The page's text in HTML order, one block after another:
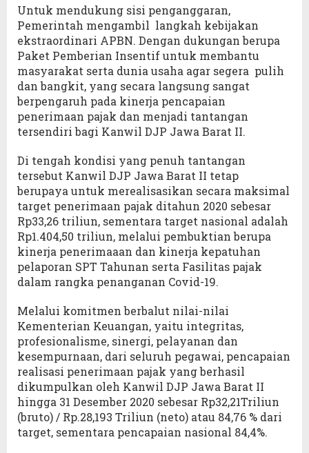
Untuk mendukung sisi penganggaran,
Pemerintah mengambil langkah kebijakan
ekstraordinari APBN. Dengan dukungan berupa
Paket Pemberian Insentif untuk membantu
masyarakat serta dunia usaha agar segera pulih
dan bangkit, yang secara langsung sangat
berpengaruh pada kinerja pencapaian
penerimaan pajak dan menjadi tantangan
tersendiri bagi Kanwil DJP Jawa Barat II.
Di tengah kondisi yang penuh tantangan
tersebut Kanwil DJP Jawa Barat II tetap
berupaya untuk merealisasikan secara maksimal
target penerimaan pajak ditahun 2020 sebesar
Rp33,26 triliun, sementara target nasional adalah
Rp1.404,50 triliun, melalui pembuktian berupa
kinerja penerimaaan dan kinerja kepatuhan
pelaporan SPT Tahunan serta Fasilitas pajak
dalam rangka penanganan Covid-19.
Melalui komitmen berbalut nilai-nilai
Kementerian Keuangan, yaitu integritas,
profesionalisme, sinergi, pelayanan dan
kesempurnaan, dari seluruh pegawai, pencapaian
realisasi penerimaan pajak yang berhasil
dikumpulkan oleh Kanwil DJP Jawa Barat II
hingga 31 Desember 2020 sebesar Rp32,21Triliun
(bruto) / Rp.28,193 Triliun (neto) atau 84,76 % dari
target, sementara pencapaian nasional 84,4%.